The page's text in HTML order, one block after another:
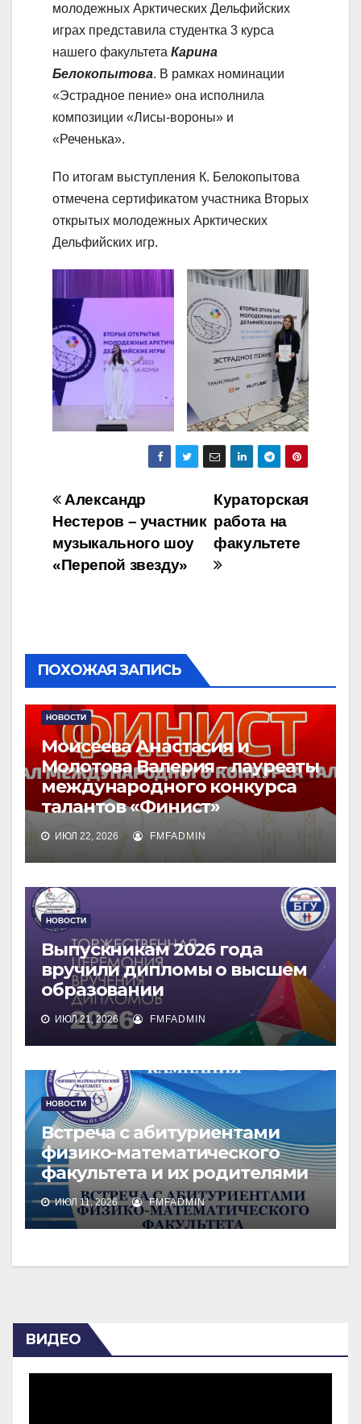
молодежных Арктических Дельфийских
играх представила студентка 3 курса
нашего факультета Карина
Белокопытова. В рамках номинации
«Эстрадное пение» она исполнила
композиции «Лисы-вороны» и
«Реченька».
По итогам выступления К. Белокопытова
отмечена сертификатом участника Вторых
открытых молодежных Арктических
Дельфийских игр.
Навигация
по
записям
Кураторская
работа на
факультете
Александр
Нестеров – участник
музыкального шоу
«Перепой звезду»
ПОХОЖАЯ ЗАПИСЬ
НОВОСТИ
Моисеева Анастасия и
Молотова Валерия – лауреаты
международного конкурса
талантов «Финист»
ИЮЛ 22, 2026 FMFADMIN
НОВОСТИ
Выпускникам 2026 года
вручили дипломы о высшем
образовании
ИЮЛ 21, 2026 FMFADMIN
НОВОСТИ
Встреча с абитуриентами
физико-математического
факультета и их родителями
ИЮЛ 11, 2026 FMFADMIN
ВИДЕО